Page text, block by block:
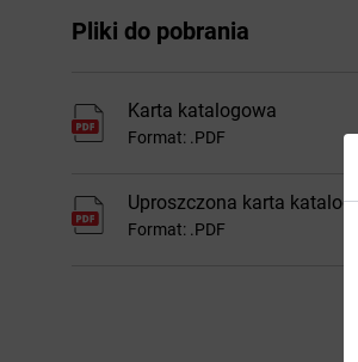
Pliki do pobrania
Karta katalogowa
Format: .PDF
Uproszczona karta
Format: .PDF